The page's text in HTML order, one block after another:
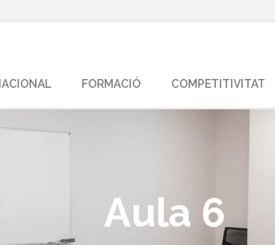
FORMACIÓ COMPETITIVITAT
Aula 6